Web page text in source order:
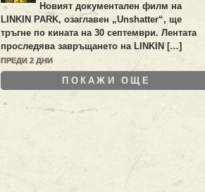
Новият документален филм на
LINKIN PARK, озаглавен „Unshatter“, ще
тръгне по кината на 30 септември. Лентата
проследява завръщането наLINKIN […]
ПРЕДИ 2 ДНИ
ПОКАЖИ ОЩЕ